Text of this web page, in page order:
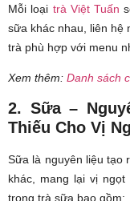
Mỗi loại trà Việt Tuấn
sữa khác nhau, liên hệ
trà phù hợp với menu
Xem thêm: Danh sách
2. Sữa –
Thiếu Cho Vị
Sữa là nguyên liệu tạo
khác, mang lại vị
trong trà sữa bao gồm: